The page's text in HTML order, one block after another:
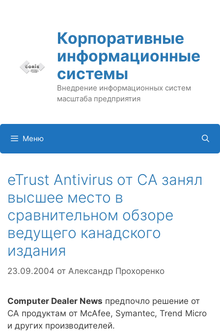
Корпоративные
информационные
системы
Внедрение информационных систем
масштаба предприятия
Меню
eTrust Antivirus от CA занял
высшее место в
сравнительном обзоре
ведущего канадского
издания
23.09.2004 от Александр Прохоренко
Computer Dealer News предпочло решение от
CA продуктам от McAfee, Symantec, Trend Micro
и других производителей.